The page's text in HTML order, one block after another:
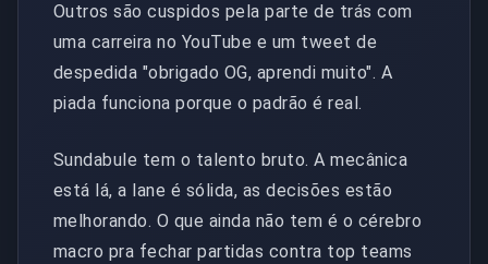
Outros são cuspidos pela parte de trás com
uma carreira no YouTube e um tweet de
despedida "obrigado OG, aprendi muito". A
piada funciona porque o padrão é real.
Sundabule tem o talento bruto. A mecânica
está lá, a lane é sólida, as decisões estão
melhorando. O que ainda não tem é o cérebro
macro pra fechar partidas contra top teams